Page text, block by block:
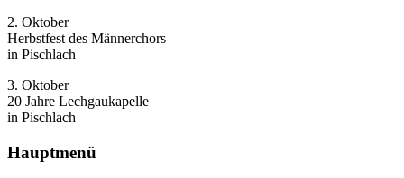
2. Oktober
Herbstfest des Männerchors
in Pischlach
3. Oktober
20 Jahre Lechgaukapelle
in Pischlach
Hauptmenü